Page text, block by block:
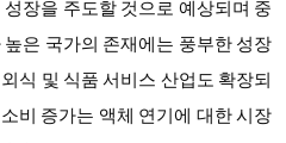
장을 주도할 것으로 예상되며 중
은 국가의 존재에는 풍부한 성장
식 및 식품 서비스 산업도 확장되
비 증가는 액체 연기에 대한 시장